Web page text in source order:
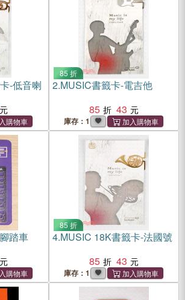
-低音喇
85 折
2.MUSIC書籤卡-電吉他
85
43
庫存：1
踏車
85 折
4.MUSIC 18K書籤卡-法國號
85
43
庫存：1